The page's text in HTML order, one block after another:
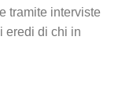
tramite interviste
eredi di chi in